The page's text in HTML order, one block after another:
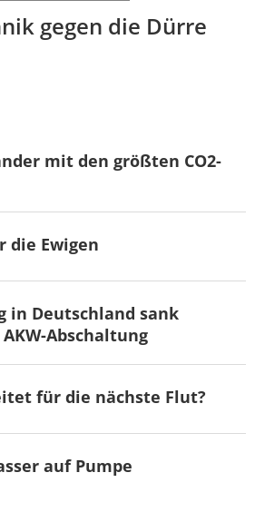
gegen die Dürre
mit den größten CO2-
die Ewigen
in Deutschland sank
Abschaltung
für die nächste Flut?
auf Pumpe